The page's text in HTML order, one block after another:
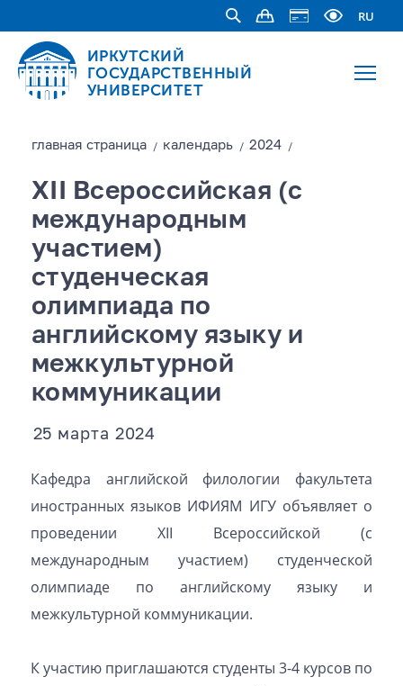
RU
ИРКУТСКИЙ
ГОСУДАРСТВЕННЫЙ
УНИВЕРСИТЕТ
главная страницa / календарь / 2024 /
XII Всероссийская (с
международным
участием)
студенческая
олимпиада по
английскому языку и
межкультурной
коммуникации
25 марта 2024
Кафедра английской филологии факультета
иностранных языков ИФИЯМ ИГУ объявляет о
проведении XII Всероссийской (с
международным участием) студенческой
олимпиаде по английскому языку и
межкультурной коммуникации.
К участию приглашаются студенты 3-4 курсов по